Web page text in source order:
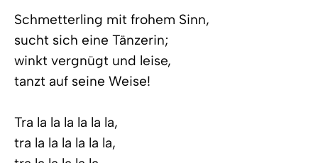
Schmetterling mit frohem Sinn,
sucht sich eine Tänzerin;
winkt vergnügt und leise,
tanzt auf seine Weise!
Tra la la la la la la,
tra la la la la la la,